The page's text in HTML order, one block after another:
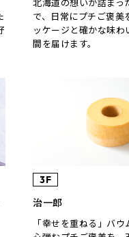
北海道の想いが詰まっ
で、日常にプチご褒美
ッケージと確かな味わ
間を届けます。
3F
治一郎
「幸せを重ねる」バウ